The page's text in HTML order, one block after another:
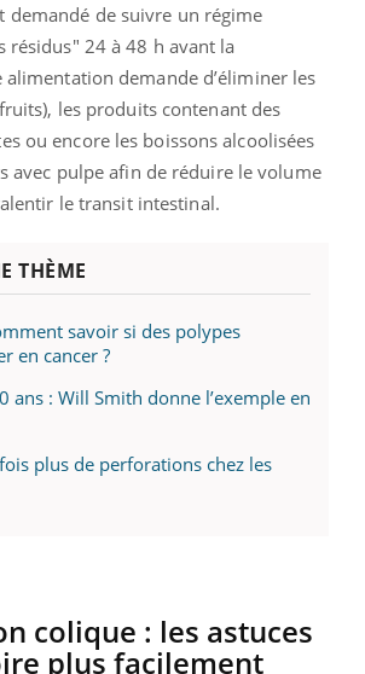
demandé de suivre un régime
résidus" 24 à 48 h avant la
alimentation demande d’éliminer les
les produits contenant des
ou encore les boissons alcoolisées
avec pulpe afin de réduire le volume
le transit intestinal.
THÈME
savoir si des polypes
en cancer ?
ans : Will Smith donne l’exemple en
plus de perforations chez les
colique : les astuces
plus facilement